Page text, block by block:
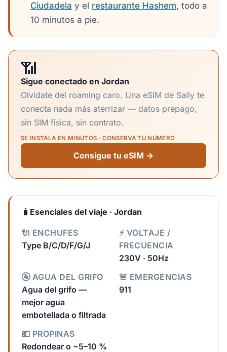
Ciudadela y el restaurante Hashem, todo a
10 minutos a pie.
📶
Sigue conectado en Jordan
Olvídate del roaming caro. Una eSIM de Saily te
conecta nada más aterrizar — datos prepago,
sin SIM física, sin contrato.
SE INSTALA EN MINUTOS · CONSERVA TU NÚMERO
Consigue tu eSIM →
🧳 Esenciales del viaje · Jordan
🔌 ENCHUFES
Type B/C/D/F/G/J
⚡ VOLTAJE /
FRECUENCIA
230V · 50Hz
🚰 AGUA DEL GRIFO
Agua del grifo —
mejor agua
embotellada o filtrada
🚨 EMERGENCIAS
911
💶 PROPINAS
Redondear o ~5–10 %